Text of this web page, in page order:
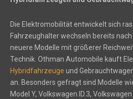
Die Elektromobilität entwickelt sich
Fahrzeughalter wechseln bereits
neuere Modelle mit größerer
Technik. Othman Automobile kauft
Hybridfahrzeuge und
an. Besonders gefragt sind Modelle
Model Y, Volkswagen ID.3, Volkswagen